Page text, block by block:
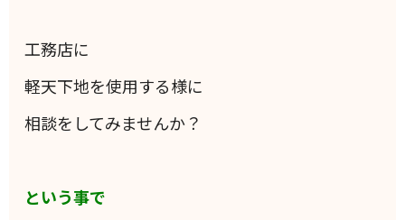
工務店に
軽天下地を使用する様に
相談をしてみませんか？
という事で